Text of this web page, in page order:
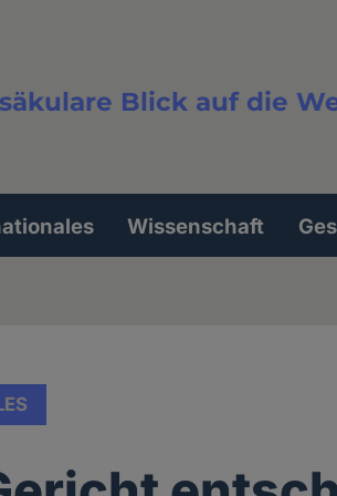
Blick auf die
Wissenschaft